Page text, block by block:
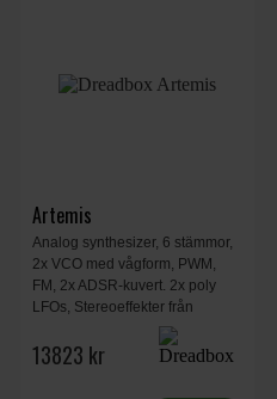
Artemis
Analog synthesizer, 6 stämmor,
2x VCO med vågform, PWM,
FM, 2x ADSR-kuvert. 2x poly
LFOs, Stereoeffekter från
Sinevibes, 2x ADSR-kuvert. 2x
poly LFOs. Effekter från
13823 kr